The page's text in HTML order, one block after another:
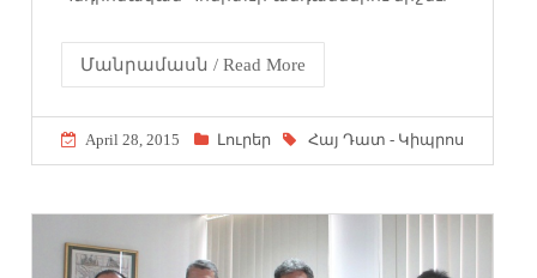
Մանրամասն / Read More
April 28, 2015 Լուրեր Հայ Դատ - Կիպրոս